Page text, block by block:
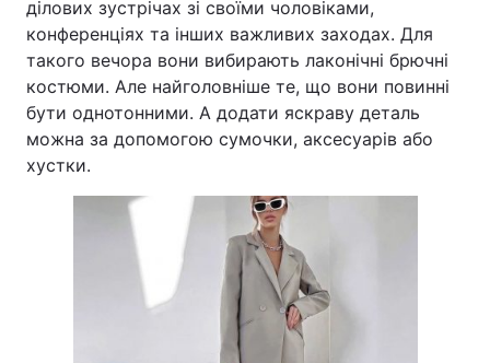
ділових зустрічах зі своїми чоловіками,
конференціях та інших важливих заходах. Для
такого вечора вони вибирають лаконічні брючні
костюми. Але найголовніше те, що вони повинні
бути однотонними. А додати яскраву деталь
можна за допомогою сумочки, аксесуарів або
хустки.